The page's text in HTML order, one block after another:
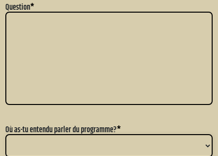
Question*
Où as-tu entendu parler du programme?*